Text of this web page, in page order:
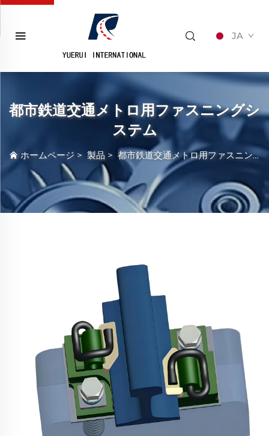
JA
都市鉄道交通メトロ用ファスニングシ
ステム
ホームページ > 製品 > 都市鉄道交通メトロ用ファスニングシステム